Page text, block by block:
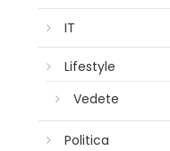
IT
Lifestyle
Vedete
Politica